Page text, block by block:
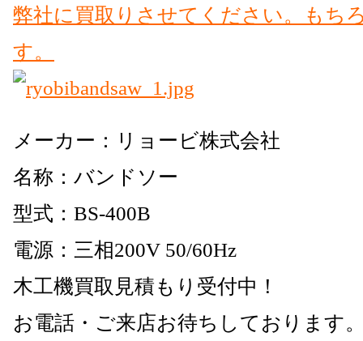
メーカー：リョービ株式会社
名称：バンドソー
型式：BS-400B
電源：三相200V 50/60Hz
木工機買取見積もり受付中！
お電話・ご来店お待ちしております